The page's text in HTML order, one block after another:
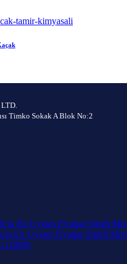
Timko Sokak A Blok No:2
İçin En Uygun Fiyatlar Şimdi
En Uygun Fiyatlar Şimdi
(2008)